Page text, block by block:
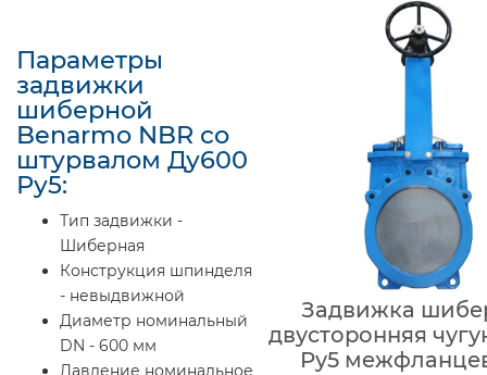
Параметры
задвижки
шиберной
Benarmo NBR со
штурвалом Ду600
Ру5:
Тип задвижки -
Шиберная
Конструкция шпинделя
- невыдвижной
Диаметр номинальный
DN - 600 мм
Давление номинальное
Задвижка
двусторонняя
Ру5